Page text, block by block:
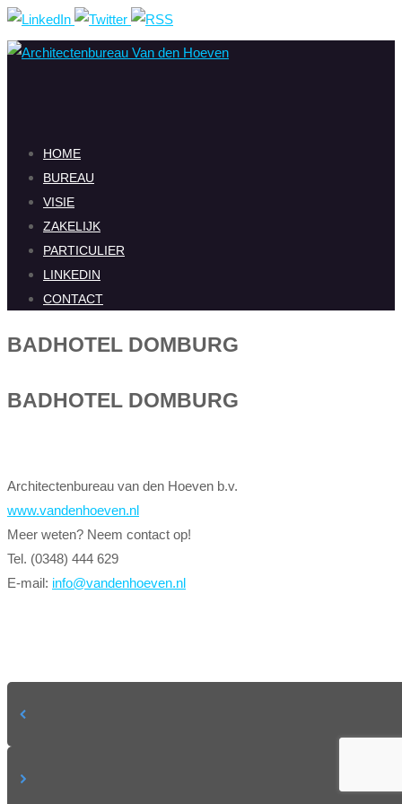
Ga
naar
naar
inhoud
HOME
BUREAU
VISIE
ZAKELIJK
PARTICULIER
LINKEDIN
CONTACT
BADHOTEL DOMBURG
BADHOTEL DOMBURG
Architectenbureau van den Hoeven b.v.
www.vandenhoeven.nl
Meer weten? Neem contact op!
Tel. (0348) 444 629
E-mail: info@vandenhoeven.nl